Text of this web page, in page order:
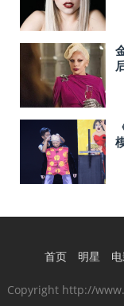
首页 明星
Copyright http://